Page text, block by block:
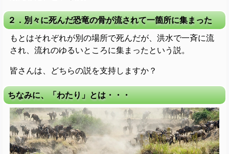
２．別々に死んだ恐竜の骨が流されて一箇所に集まった
もとはそれぞれが別の場所で死んだが、洪水で一斉に流
され、流れのゆるいところに集まったという説。
皆さんは、どちらの説を支持しますか？
ちなみに、「わたり」とは・・・